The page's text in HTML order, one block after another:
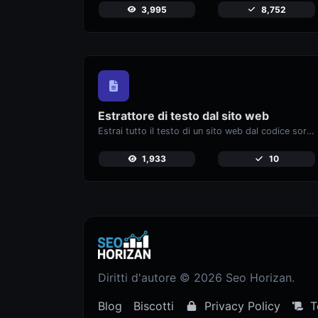
3,995 8,752
Estrattore di testo dal sito web
Estrai tutto il testo di un sito web dal codice sorgente della pagina.
1,933 10
Diritti d'autore © 2026 Seo Horizan.
Blog
Biscotti Privacy Policy